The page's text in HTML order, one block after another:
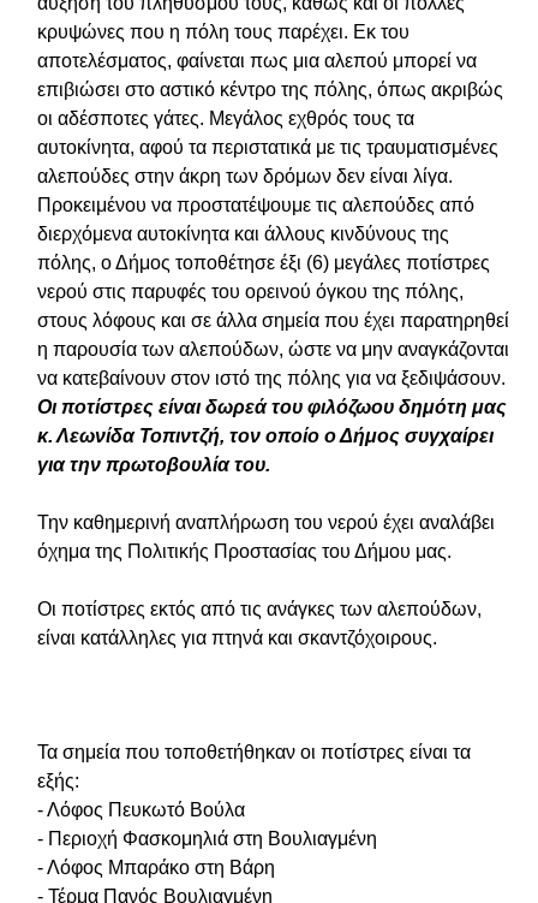
κρυψώνες που η πόλη τους παρέχει. Εκ του
αποτελέσματος, φαίνεται πως μια αλεπού μπορεί να
επιβιώσει στο αστικό κέντρο της πόλης, όπως ακριβώς
οι αδέσποτες γάτες. Μεγάλος εχθρός τους τα
αυτοκίνητα, αφού τα περιστατικά με τις τραυματισμένες
αλεπούδες στην άκρη των δρόμων δεν είναι λίγα.
Προκειμένου να προστατέψουμε τις αλεπούδες από
διερχόμενα αυτοκίνητα και άλλους κινδύνους της
πόλης, ο Δήμος τοποθέτησε έξι (6) μεγάλες ποτίστρες
νερού στις παρυφές του ορεινού όγκου της πόλης,
στους λόφους και σε άλλα σημεία που έχει παρατηρηθεί
η παρουσία των αλεπούδων, ώστε να μην αναγκάζονται
να κατεβαίνουν στον ιστό της πόλης για να ξεδιψάσουν.
Οι ποτίστρες είναι δωρεά του φιλόζωου δημότη μας
κ. Λεωνίδα Τοπιντζή, τον οποίο ο Δήμος συγχαίρει
για την πρωτοβουλία του.
Την καθημερινή αναπλήρωση του νερού έχει αναλάβει
όχημα της Πολιτικής Προστασίας του Δήμου μας.
Οι ποτίστρες εκτός από τις ανάγκες των αλεπούδων,
είναι κατάλληλες για πτηνά και σκαντζόχοιρους.
Τα σημεία που τοποθετήθηκαν οι ποτίστρες είναι τα
εξής:
- Λόφος Πευκωτό Βούλα
- Περιοχή Φασκομηλιά στη Βουλιαγμένη
- Λόφος Μπαράκο στη Βάρη
- Τέρμα Πανός Βουλιαγμένη